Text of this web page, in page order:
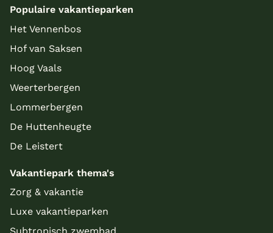
Populaire vakantieparken
Het Vennenbos
Hof van Saksen
Hoog Vaals
Weerterbergen
Lommerbergen
De Huttenheugte
De Leistert
Vakantiepark thema's
Zorg & vakantie
Luxe vakantieparken